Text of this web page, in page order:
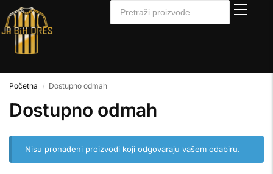
Početna / Dostupno odmah
Dostupno odmah
Nisu pronađeni proizvodi koji odgovaraju vašem odabiru.